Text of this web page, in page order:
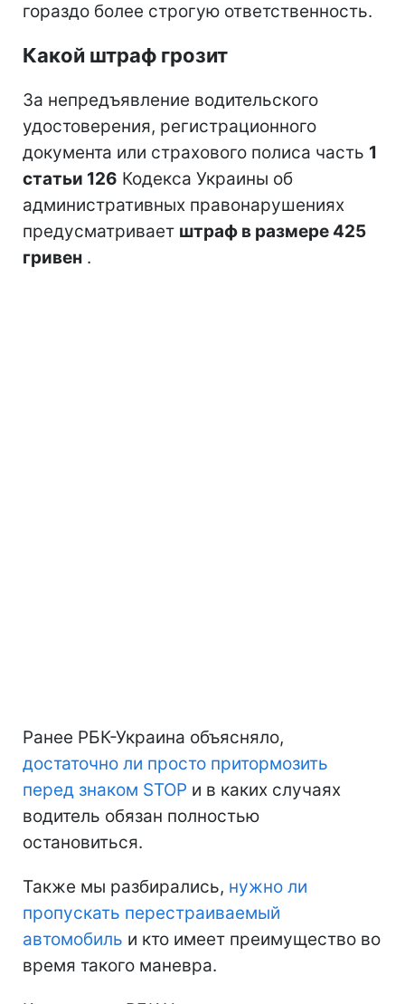
гораздо более строгую ответственность.
Какой штраф грозит
За непредъявление водительского
удостоверения, регистрационного
документа или страхового полиса часть 1
статьи 126 Кодекса Украины об
административных правонарушениях
предусматривает штраф в размере 425
гривен .
Ранее РБК-Украина объясняло,
достаточно ли просто притормозить
перед знаком STOP и в каких случаях
водитель обязан полностью
остановиться.
Также мы разбирались, нужно ли
пропускать перестраиваемый
автомобиль и кто имеет преимущество во
время такого маневра.